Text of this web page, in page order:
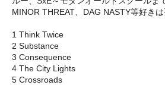
MINOR THREAT、DAG NASTY等好きは
1 Think Twice
2 Substance
3 Consequence
4 The City Lights
5 Crossroads